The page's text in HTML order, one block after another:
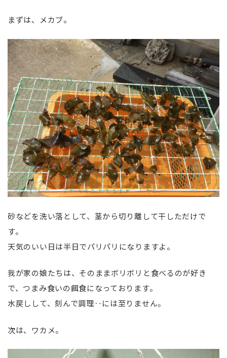
まずは、メカブ。
砂などを洗い落として、茎から切り離して干しただけで
す。
天気のいい日は半日でパリパリになりますよ。
我が家の娘たちは、そのままボリボリと食べるのが好き
で、つまみ食いの餌食になっております。
水戻しして、刻んで調理‥には至りません。
次は、ワカメ。